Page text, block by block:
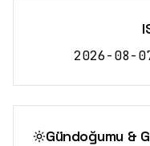
2026-08-
Gündoğumu &